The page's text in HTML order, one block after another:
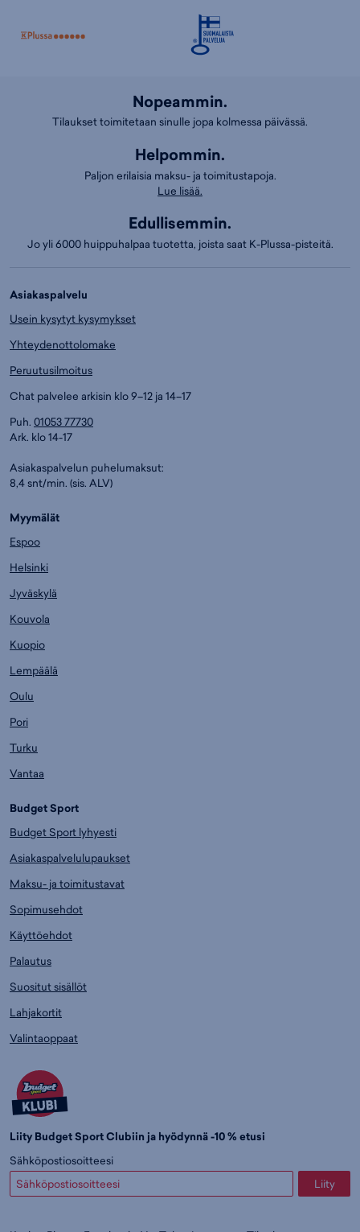
Nopeammin.
Tilaukset toimitetaan sinulle jopa kolmessa päivässä.
Helpommin.
Paljon erilaisia maksu- ja toimitustapoja.
Lue lisää.
Edullisemmin.
Jo yli 6000 huippuhalpaa tuotetta, joista saat K-Plussa-pisteitä.
Asiakaspalvelu
Usein kysytyt kysymykset
Yhteydenottolomake
Peruutusilmoitus
Chat palvelee arkisin klo 9–12 ja 14–17
Puh. 01053 77730
Ark. klo 14-17
Asiakaspalvelun puhelumaksut:
8,4 snt/min. (sis. ALV)
Myymälät
Espoo
Helsinki
Jyväskylä
Kouvola
Kuopio
Lempäälä
Oulu
Pori
Turku
Vantaa
Budget Sport
Budget Sport lyhyesti
Asiakaspalvelulupaukset
Maksu- ja toimitustavat
Sopimusehdot
Käyttöehdot
Palautus
Suositut sisällöt
Lahjakortit
Valintaoppaat
Liity Budget Sport Clubiin ja hyödynnä -10 % etusi
Sähköpostiosoitteesi
Liity